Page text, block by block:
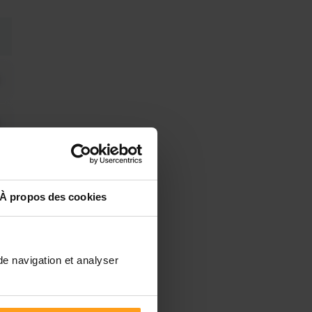
À propos des cookies
navigation et analyser